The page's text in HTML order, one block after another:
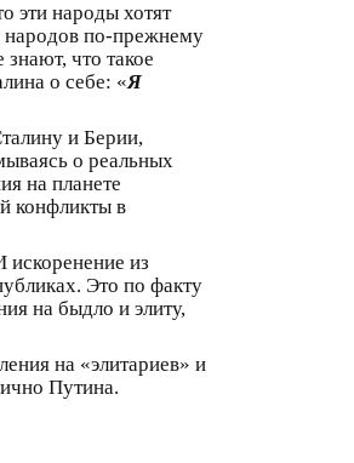
эти народы хотят
народов по-прежнему
что такое
о себе: «Я
и Берии,
о реальных
на планете
конфликты в
искоренение из
Это по факту
на быдло и элиту,
на «элитариев» и
Путина.